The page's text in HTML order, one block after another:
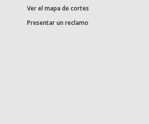
Ver el mapa de cortes
Presentar un reclamo